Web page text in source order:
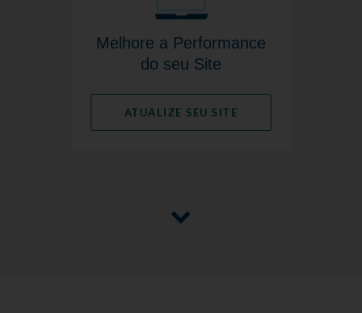
Melhore a Performance
do seu Site
ATUALIZE SEU SITE